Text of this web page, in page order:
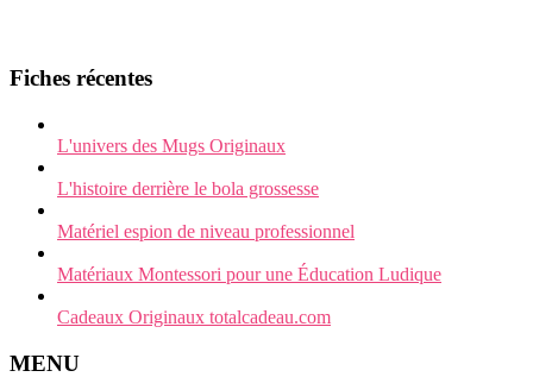
Fiches récentes
L'univers des Mugs Originaux
L'histoire derrière le bola grossesse
Matériel espion de niveau professionnel
Matériaux Montessori pour une Éducation Ludique
Cadeaux Originaux totalcadeau.com
MENU